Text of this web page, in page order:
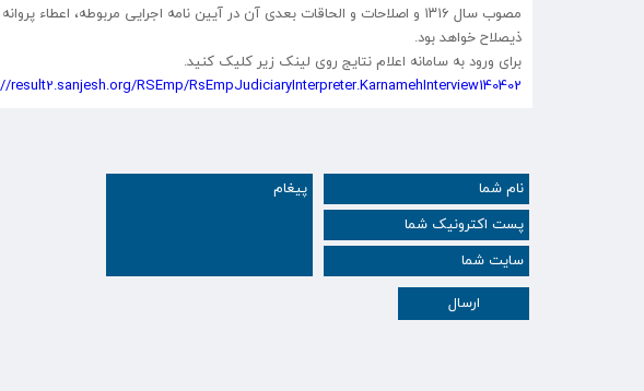
مصوب سال ۱۳۱۶ و اصلاحات و الحاقات بعدی آن در آیین نامه اجرایی مربوطه،
ذیصلاح خواهد بود.
برای ورود به سامانه اعلام نتایج روی لینک زیر کلیک کنید.
result2.sanjesh.org/RSEmp/RsEmpJudiciaryInterpreter.KarnamehInterview140402/
ارسال